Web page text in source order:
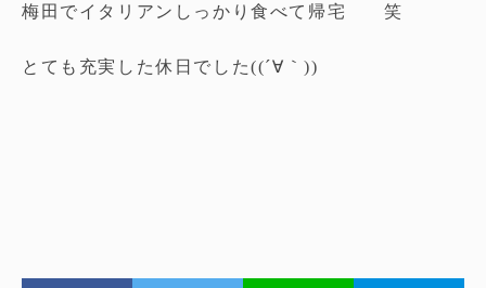
梅田でイタリアンしっかり食べて帰宅 笑
とても充実した休日でした((´∀｀))